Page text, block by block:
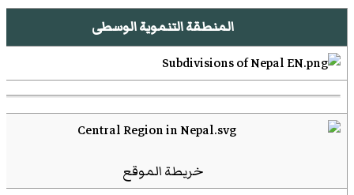
المنطقة التنموية الوسطى
خريطة الموقع